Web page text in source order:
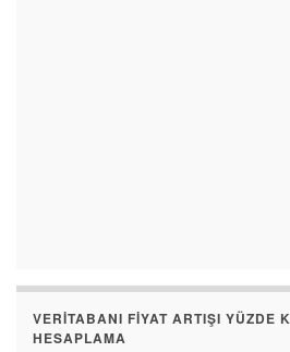
VERITABANI FIYAT ARTIŞI YÜZDE
HESAPLAMA